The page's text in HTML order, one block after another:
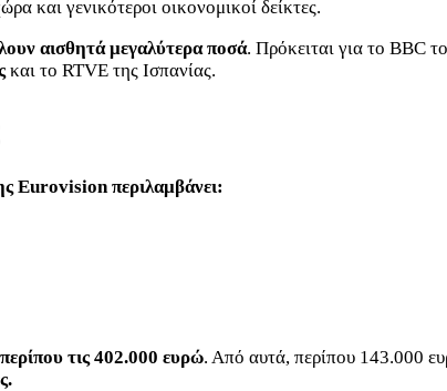
και γενικότεροι οικονομικοί δείκτες.
αισθητά μεγαλύτερα ποσά. Πρόκειται για το BBC
και το RTVE της Ισπανίας.
Eurovision περιλαμβάνει:
τις 402.000 ευρώ. Από αυτά, περίπου 143.000